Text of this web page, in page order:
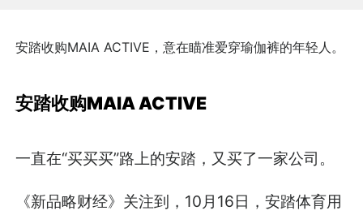
安踏收购MAIA ACTIVE，意在瞄准爱穿瑜伽裤的年轻人。
安踏收购MAIA ACTIVE
一直在“买买买”路上的安踏，又买了一家公司。
《新品略财经》关注到，10月16日，安踏体育用